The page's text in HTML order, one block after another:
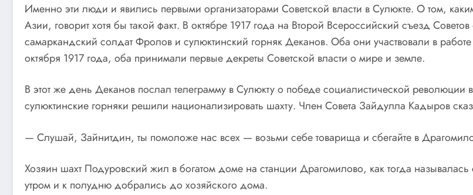
Именно эти люди и явились первыми организаторами Советской власти в Сулюкте. О том,
Азии, говорит хотя бы такой факт. В октябре 1917 года на Второй Всероссийский съезд
самаркандский солдат Фролов и сулюктинский горняк Деканов. Оба они участвовали в
октября 1917 года, оба принимали первые декреты Советской власти о мире и земле.
В этот же день Деканов послал телеграмму в Сулюкту о победе социалистической
сулюктинские горняки решили национализировать шахту. Член Совета Зайдулла Кадыров
— Слушай, Зайнитдин, ты помоложе нас всех — возьми себе товарища и сбегайте в
Хозяин шахт Подуровский жил в богатом доме на станции Драгомилово, как тогда
утром и к полудню добрались до хозяйского дома.